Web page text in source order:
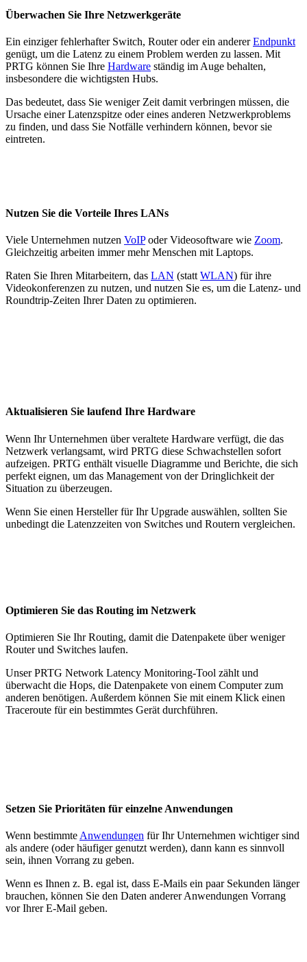
Überwachen Sie Ihre Netzwerkgeräte
Ein einziger fehlerhafter Switch, Router oder ein andererEndpunkt
genügt, um die Latenz zu einem Problem werden zu lassen. Mit
PRTG können Sie Ihre Hardware ständig im Auge behalten,
insbesondere die wichtigsten Hubs.
Das bedeutet, dass Sie weniger Zeit damit verbringen müssen, die
Ursache einer Latenzspitze oder eines anderen Netzwerkproblems
zu finden, und dass Sie Notfälle verhindern können, bevor sie
eintreten.
Nutzen Sie die Vorteile Ihres LANs
Viele Unternehmen nutzen VoIPoder Videosoftware wie Zoom.
Gleichzeitig arbeiten immer mehr Menschen mit Laptops.
Raten Sie Ihren Mitarbeitern, das LAN (stattWLAN) für ihre
Videokonferenzen zu nutzen, und nutzen Sie es, um die Latenz- und
Roundtrip-Zeiten Ihrer Daten zu optimieren.
Aktualisieren Sie laufend Ihre Hardware
Wenn Ihr Unternehmen über veraltete Hardware verfügt, die das
Netzwerk verlangsamt, wird PRTG diese Schwachstellen sofort
aufzeigen. PRTG enthält visuelle Diagramme und Berichte, die sich
perfekt eignen, um das Management von der Dringlichkeit der
Situation zu überzeugen.
Wenn Sie einen Hersteller für Ihr Upgrade auswählen, sollten Sie
unbedingt die Latenzzeiten von Switches und Routern vergleichen.
Optimieren Sie das Routing im Netzwerk
Optimieren Sie Ihr Routing, damit die Datenpakete über weniger
Router und Switches laufen.
Unser PRTG Network Latency Monitoring-Tool zählt und
überwacht die Hops, die Datenpakete von einem Computer zum
anderen benötigen. Außerdem können Sie mit einem Klick einen
Traceroute für ein bestimmtes Gerät durchführen.
Setzen Sie Prioritäten für einzelne Anwendungen
Wenn bestimmte Anwendungen für Ihr Unternehmen wichtiger sind
als andere (oder häufiger genutzt werden), dann kann es sinnvoll
sein, ihnen Vorrang zu geben.
Wenn es Ihnen z. B. egal ist, dass E-Mails ein paar Sekunden länger
brauchen, können Sie den Daten anderer Anwendungen Vorrang
vor Ihrer E-Mail geben.